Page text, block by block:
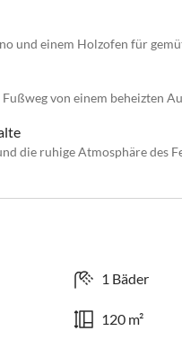
und einem Holzofen für
von einem beheizten
die ruhige Atmosphäre des
1 Bäder
120 m²